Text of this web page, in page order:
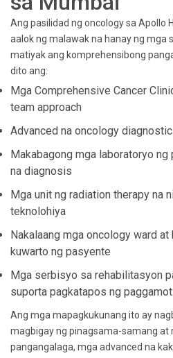
Ang pasilidad ng oncology sa Apollo
aalok ng malawak na hanay ng mga
matiyak ang komprehensibong
dito ang:
Mga Comprehensive Cancer
team approach
Advanced na oncology
Makabagong mga laboratoryo
na diagnosis
Mga unit ng radiation therapy na
teknolohiya
Nakalaang mga oncology ward
kuwarto ng pasyente
Mga serbisyo sa rehabilitasyon
suporta pagkatapos ng paggamot
Ang mga mapagkukunang ito ay
magbigay ng pinagsama-samang at
pangangalaga, mga advanced na